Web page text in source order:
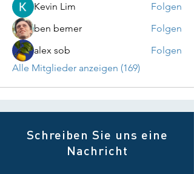
Kevin Lim
Folgen
ben bemer
Folgen
alex sob
Folgen
Alle Mitglieder anzeigen (169)
Schreiben Sie uns eine
Nachricht